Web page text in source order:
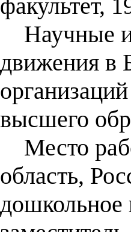
факультет,
Научные
движения в
высшего
Место
область,
дошкольное